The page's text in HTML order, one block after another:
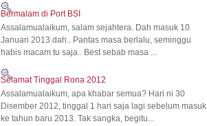
Bermalam di Port BSI
Assalamualaikum, salam sejahtera. Dah masuk 10
Januari 2013 dah.. Pantas masa berlalu, seminggu
habis macam tu saja.. Best sebab masa ...
Selamat Tinggal Rona 2012
Assalamualaikum, apa khabar semua? Hari ni 30
Disember 2012, tinggal 1 hari saja lagi sebelum masuk
ke tahun baru 2013. Tak sangka, begitu...